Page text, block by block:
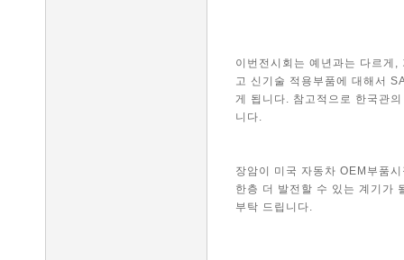
이번전시회는 예년과는 다르게
고 신기술 적용부품에 대해서
게 됩니다. 참고적으로 한국관
니다.
장암이 미국 자동차 OEM부품
한층 더 발전할 수 있는 계기가
부탁 드립니다.